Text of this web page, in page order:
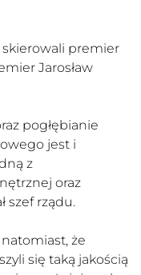
premier
Jarosław
pogłębianie
jest i
z
oraz
szef rządu.
że
się taką jakością